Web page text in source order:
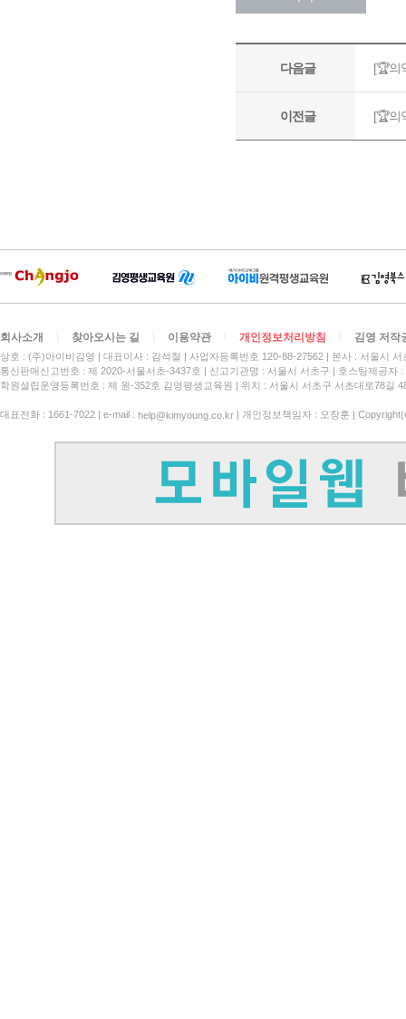
회사소개 찾아오시는 길 이용약관 개인정보처리방침 김영 저작
상호 : (주)아이비김영 대표이사 : 김석철 사업자등록번호 120-88-27562
본사 : 서울시
통신판매신고번호 : 제 2020-서울서초-3437호
신고기관명 : 서울시 서초구
호스팅제공자
학원설립운영등록번호 : 제 원-352호 김영평생교육원 | 위치 : 서울시 서초구 서초대로78길
대표전화 : 1661-7022 | e-mail : help@kimyoung.co.kr | 개인정보책임자 : 오창훈 |